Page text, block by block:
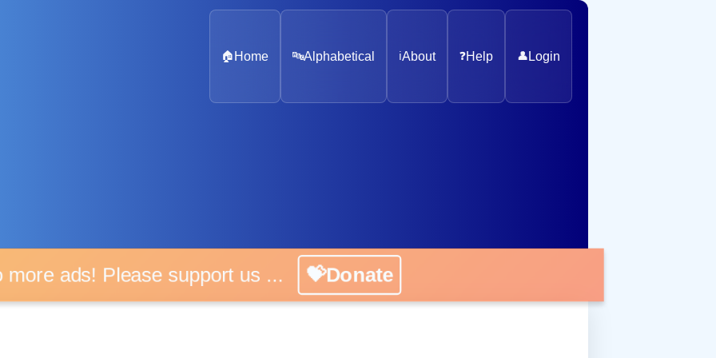
🏠 Home 🔤Alphabetical ℹ️About ❓Help 👤 Login
ads! Please support us ... 💝Donate